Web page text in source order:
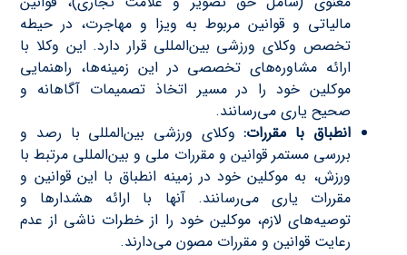
مالیاتی و قوانین مربوط به ویزا و مهاجرت، در حیطه
تخصص وکلای ورزشی بین‌المللی قرار دارد. این وکلا با
ارائه مشاوره‌های تخصصی در این زمینه‌ها، راهنمایی
موکلین خود را در مسیر اتخاذ تصمیمات آگاهانه و
صحیح یاری می‌رسانند.
انطباق با مقررات:وکلای ورزشی بین‌المللی با رصد و
بررسی مستمر قوانین و مقررات ملی و بین‌المللی مرتبط با
ورزش، به موکلین خود در زمینه انطباق با این قوانین و
مقررات یاری می‌رسانند. آنها با ارائه هشدارها و
توصیه‌های لازم، موکلین خود را از خطرات ناشی از عدم
رعایت قوانین و مقررات مصون می‌دارند.